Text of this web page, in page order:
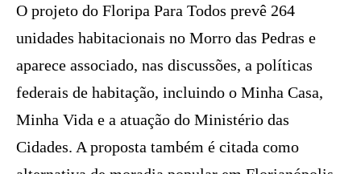
O projeto do Floripa Para Todos prevê 264
unidades habitacionais no Morro das Pedras e
aparece associado, nas discussões, a políticas
federais de habitação, incluindo o Minha Casa,
Minha Vida e a atuação do Ministério das
Cidades. A proposta também é citada como